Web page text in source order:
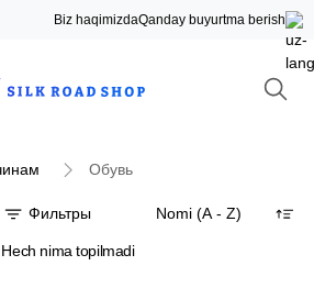
Biz haqimizdaQanday buyurtma berish
Обувь
Фильтры
Hech nima topilmadi